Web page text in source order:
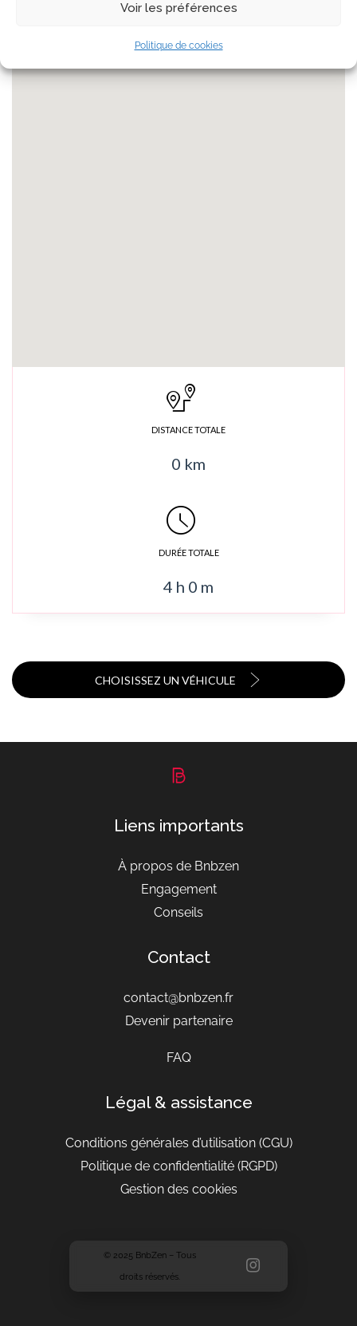
Voir les préférences
Politique de cookies
DISTANCE TOTALE
0 km
DURÉE TOTALE
4 h 0 m
CHOISISSEZ UN VÉHICULE
Liens importants
À propos de Bnbzen
Engagement
Conseils
Contact
contact@bnbzen.fr
Devenir partenaire
FAQ
Légal & assistance
Conditions générales d’utilisation(CGU)
Politique de confidentialité (RGPD)
Gestion des cookies
© 2025 BnbZen – Tous
droits réservés.